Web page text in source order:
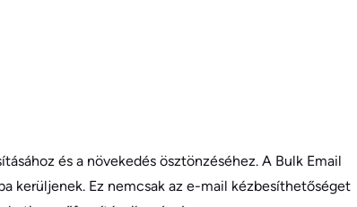
és a növekedés ösztönzéséhez. A Bulk Email
kerüljenek. Ez nemcsak az e-mail kézbesíthetőséget